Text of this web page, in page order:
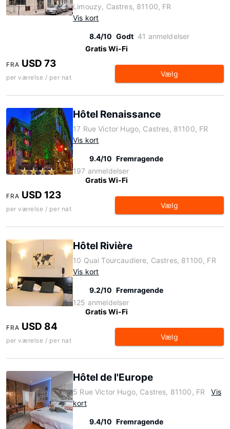
Limouzy, Castres, 81100, FR
Vis kort
8.4/10 Godt 41 anmeldelser
Gratis Wi-Fi
FRA USD 73
per værelse / per nat Vælg
Hôtel Renaissance
17 Rue Victor Hugo, Castres, 81100, FR
Vis kort
9.4/10 Fremragende
197 anmeldelser
Gratis Wi-Fi
FRA USD 123
per værelse / per nat Vælg
Hôtel Rivière
10 Quai Tourcaudiere, Castres, 81100, FR
Vis kort
9.2/10 Fremragende
125 anmeldelser
Gratis Wi-Fi
FRA USD 84
per værelse / per nat Vælg
Hôtel de l'Europe
5 Rue Victor Hugo, Castres, 81100, FR
Vis
kort
9.4/10 Fremragende